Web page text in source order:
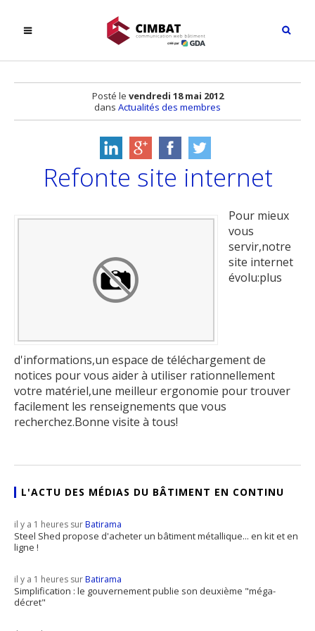
Posté le vendredi 18 mai 2012
dans Actualités des membres
Refonte site internet
Pour mieux
vous
servir,notre
site internet
évolu:plus
d'informations,un espace de téléchargement de
notices pour vous aider à utiliser rationnellement
votre matériel,une meilleur ergonomie pour trouver
facilement les renseignements que vous
recherchez.Bonne visite à tous!
L'ACTU DES MÉDIAS DU BÂTIMENT EN CONTINU
il y a 1 heures surBatirama
Steel Shed propose d'acheter un bâtiment métallique... en kit et en
ligne !
il y a 1 heures surBatirama
Simplification : le gouvernement publie son deuxième "méga-
décret"